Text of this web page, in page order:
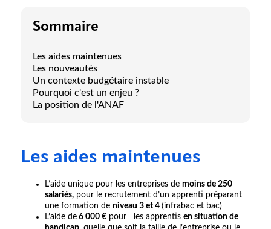
Sommaire
Les aides maintenues
Les nouveautés
Un contexte budgétaire instable
Pourquoi c'est un enjeu ?
La position de l'ANAF
Les aides maintenues
L’aide unique pour les entreprises de moins de 250
salariés,pour le recrutement d’un apprenti préparant
une formation de niveau 3 et 4 (infrabac et bac)
L’aide de6 000 €pour les apprentis en situation de